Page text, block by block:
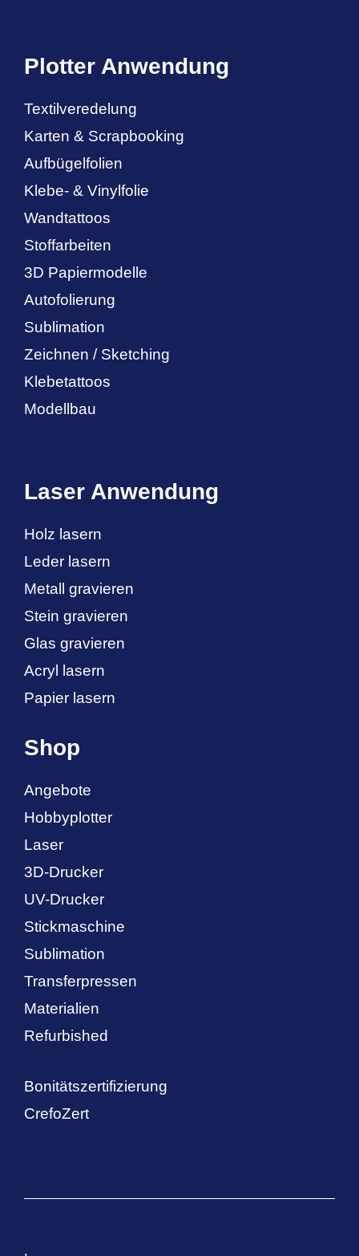
Plotter Anwendung
Textilveredelung
Karten & Scrapbooking
Aufbügelfolien
Klebe- & Vinylfolie
Wandtattoos
Stoffarbeiten
3D Papiermodelle
Autofolierung
Sublimation
Zeichnen / Sketching
Klebetattoos
Modellbau
Laser Anwendung
Holz lasern
Leder lasern
Metall gravieren
Stein gravieren
Glas gravieren
Acryl lasern
Papier lasern
Shop
Angebote
Hobbyplotter
Laser
3D-Drucker
UV-Drucker
Stickmaschine
Sublimation
Transferpressen
Materialien
Refurbished
Bonitätszertifizierung
CrefoZert